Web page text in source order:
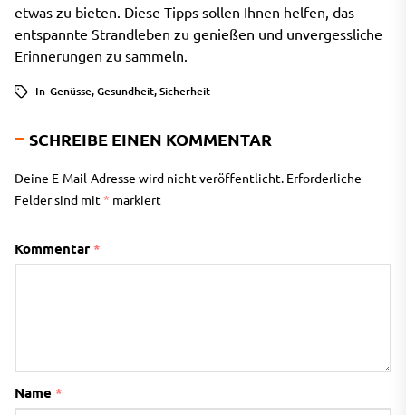
etwas zu bieten. Diese Tipps sollen Ihnen helfen, das
entspannte Strandleben zu genießen und unvergessliche
Erinnerungen zu sammeln.
In Genüsse,Gesundheit,Sicherheit
SCHREIBE EINEN KOMMENTAR
Deine E-Mail-Adresse wird nicht veröffentlicht. Erforderliche
Felder sind mit* markiert
Kommentar *
Name *